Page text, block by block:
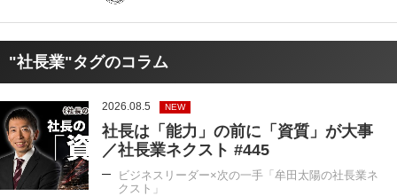
"社長業"タグのコラム
2026.08.5 NEW
社長は「能力」の前に「資質」が大事
／社長業ネクスト #445
ビジネスリーダー×次の一手「牟田太陽の社長業ネ
クスト」